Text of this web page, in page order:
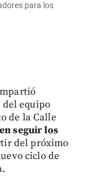
para los
del equipo
de la Calle
seguir los
del próximo
ciclo de